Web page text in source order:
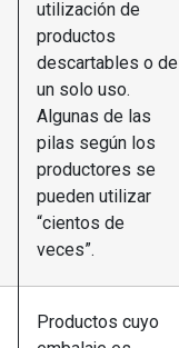
utilización de
productos
descartables o de
un solo uso.
Algunas de las
pilas según los
productores se
pueden utilizar
“cientos de
veces”.
Productos cuyo